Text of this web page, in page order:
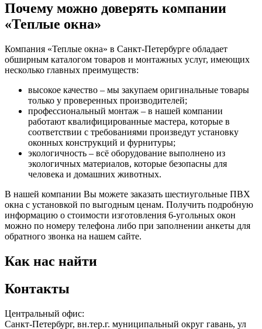
Почему можно доверять компании
«Теплые окна»
Компания «Теплые окна» в Санкт-Петербурге обладает
обширным каталогом товаров и монтажных услуг, имеющих
несколько главных преимуществ:
высокое качество – мы закупаем оригинальные товары
только у проверенных производителей;
профессиональный монтаж – в нашей компании
работают квалифицированные мастера, которые в
соответствии с требованиями произведут установку
оконных конструкций и фурнитуры;
экологичность – всё оборудование выполнено из
экологичных материалов, которые безопасны для
человека и домашних животных.
В нашей компании Вы можете заказать шестиугольные ПВХ
окна с установкой по выгодным ценам. Получить подробную
информацию о стоимости изготовления 6-угольных окон
можно по номеру телефона либо при заполнении анкеты для
обратного звонка на нашем сайте.
Как нас найти
Контакты
Центральный офис:
Санкт-Петербург, вн.тер.г. муниципальный округ гавань, ул